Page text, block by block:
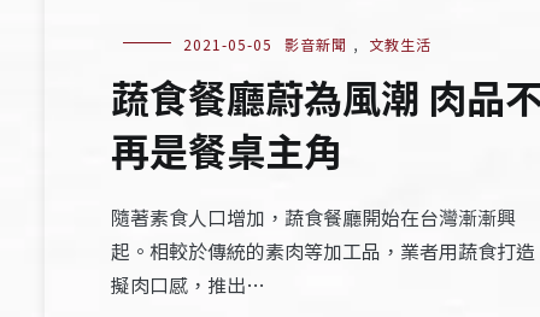
2021-05-05 影音新聞 , 文教生活
蔬食餐廳蔚為風潮 肉品
再是餐桌主角
隨著素食人口增加，蔬食餐廳開始在台灣漸漸興
起。相較於傳統的素肉等加工品，業者用蔬食打造
擬肉口感，推出…